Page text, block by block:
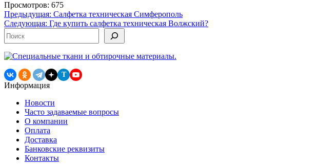
Просмотров: 675
Навигация
по
записям
Предыдущая: Салфетка техническая Симферополь
Следующая: Где купить салфетка техническая Волжский?
Поиск
T
Информация
Новости
Часто задаваемые вопросы
О компании
Оплата
Доставка
Банковские реквизиты
Контакты